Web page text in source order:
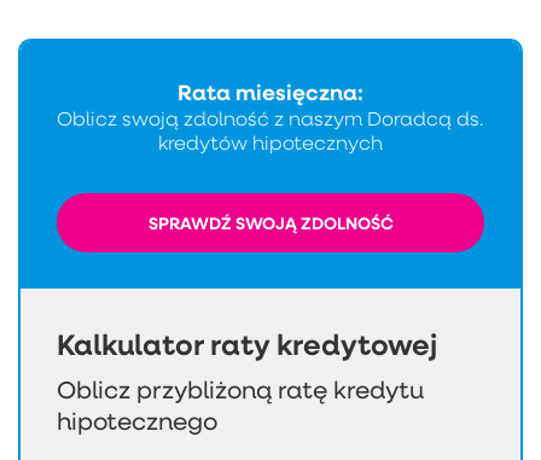
Kalkulator raty kredytowej
Oblicz przybliżoną ratę kredytu
hipotecznego
Rata miesięczna:
Oblicz swoją zdolność z naszym Doradcą ds.
kredytów hipotecznych
SPRAWDŹ SWOJĄ ZDOLNOŚĆ